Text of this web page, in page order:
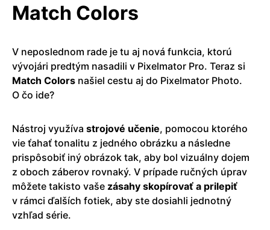
Match Colors
V neposlednom rade je tu aj nová funkcia, ktorú
vývojári predtým nasadili v Pixelmator Pro. Teraz si
Match Colors našiel cestu aj do Pixelmator Photo.
O čo ide?
Nástroj využíva strojové učenie, pomocou ktorého
vie ťahať tonalitu z jedného obrázku a následne
prispôsobiť iný obrázok tak, aby bol vizuálny dojem
z oboch záberov rovnaký. V prípade ručných úprav
môžete takisto vaše zásahy skopírovať a prilepiť
v rámci ďalších fotiek, aby ste dosiahli jednotný
vzhľad série.